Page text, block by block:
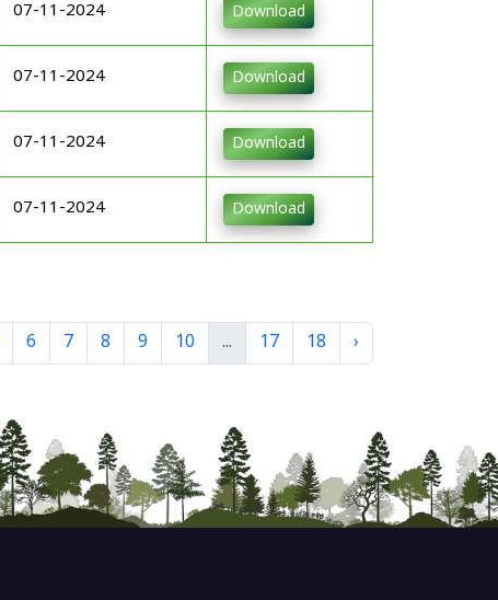
07-11-2024 Download
07-11-2024 Download
07-11-2024 Download
07-11-2024 Download
6 7 8 9 10 ... 17 18 ›